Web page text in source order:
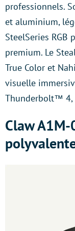
professionnels.
et aluminium,
SteelSeries
premium. Le
True Color et
visuelle
Thunderbolt™ 4,
Claw